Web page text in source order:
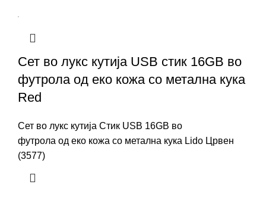
Сет во лукс кутија USB стик 16GB во
футрола од еко кожа со метална кука
Red
Сет во лукс кутија Стик USB 16GB во
футрола од еко кожа со метална кука Lido Црвен
(3577)